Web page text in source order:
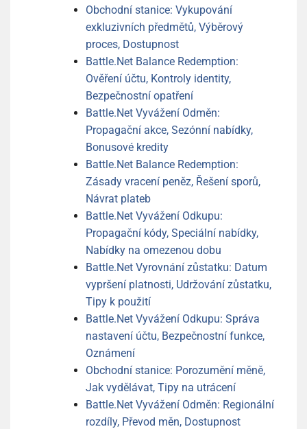
Obchodní stanice: Vykupování
exkluzivních předmětů, Výběrový
proces, Dostupnost
Battle.Net Balance Redemption:
Ověření účtu, Kontroly identity,
Bezpečnostní opatření
Battle.Net Vyvážení Odměn:
Propagační akce, Sezónní nabídky,
Bonusové kredity
Battle.Net Balance Redemption:
Zásady vracení peněz, Řešení sporů,
Návrat plateb
Battle.Net Vyvážení Odkupu:
Propagační kódy, Speciální nabídky,
Nabídky na omezenou dobu
Battle.Net Vyrovnání zůstatku: Datum
vypršení platnosti, Udržování zůstatku,
Tipy k použití
Battle.Net Vyvážení Odkupu: Správa
nastavení účtu, Bezpečnostní funkce,
Oznámení
Obchodní stanice: Porozumění měně,
Jak vydělávat, Tipy na utrácení
Battle.Net Vyvážení Odměn: Regionální
rozdíly, Převod měn, Dostupnost